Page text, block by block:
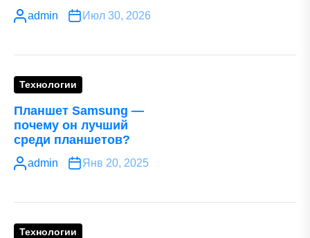
admin Июл 30, 2026
Технологии
Планшет Samsung —
почему он лучший
среди планшетов?
admin Янв 20, 2025
Технологии